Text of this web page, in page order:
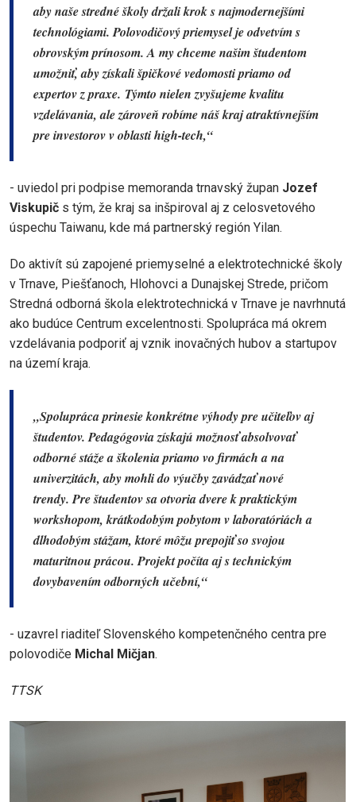
aby naše stredné školy držali krok s najmodernejšími
technológiami. Polovodičový priemysel je odvetvím s
obrovským prínosom. A my chceme našim študentom
umožniť, aby získali špičkové vedomosti priamo od
expertov z praxe. Týmto nielen zvyšujeme kvalitu
vzdelávania, ale zároveň robíme náš kraj atraktívnejším
pre investorov v oblasti high-tech,“
- uviedol pri podpise memoranda trnavský župan Jozef
Viskupič s tým, že kraj sa inšpiroval aj z celosvetového
úspechu Taiwanu, kde má partnerský región Yilan.
Do aktivít sú zapojené priemyselné a elektrotechnické školy
v Trnave, Piešťanoch, Hlohovci a Dunajskej Strede, pričom
Stredná odborná škola elektrotechnická v Trnave je navrhnutá
ako budúce Centrum excelentnosti. Spolupráca má okrem
vzdelávania podporiť aj vznik inovačných hubov a startupov
na území kraja.
„Spolupráca prinesie konkrétne výhody pre učiteľov aj
študentov. Pedagógovia získajú možnosť absolvovať
odborné stáže a školenia priamo vo firmách a na
univerzitách, aby mohli do výučby zavádzať nové
trendy. Pre študentov sa otvoria dvere k praktickým
workshopom, krátkodobým pobytom v laboratóriách a
dlhodobým stážam, ktoré môžu prepojiť so svojou
maturitnou prácou. Projekt počíta aj s technickým
dovybavením odborných učební,“
- uzavrel riaditeľ Slovenského kompetenčného centra pre
polovodiče Michal Mičjan.
TTSK